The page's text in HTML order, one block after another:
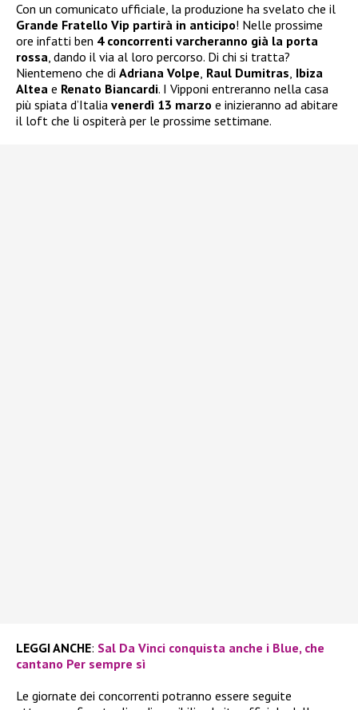
Con un comunicato ufficiale, la produzione ha svelato che il
Grande Fratello Vip partirà in anticipo! Nelle prossime
ore infatti ben 4 concorrenti varcheranno già la porta
rossa, dando il via al loro percorso. Di chi si tratta?
Nientemeno che di Adriana Volpe, Raul Dumitras, Ibiza
Altea e Renato Biancardi. I Vipponi entreranno nella casa
più spiata d’Italia venerdì 13 marzo e inizieranno ad abitare
il loft che li ospiterà per le prossime settimane.
LEGGI ANCHE: Sal Da Vinci conquista anche i Blue, che
cantano Per sempre sì
Le giornate dei concorrenti potranno essere seguite